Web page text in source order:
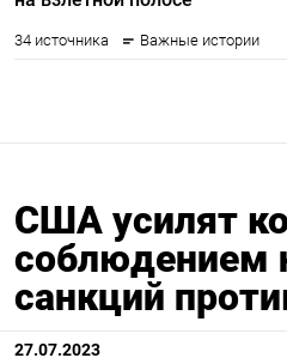
США усилят
соблюдением
санкций
27.07.2023